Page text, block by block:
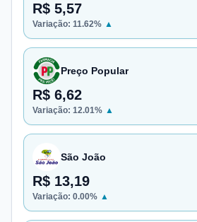
R$ 5,57
Variação: 11.62% ▲
Preço Popular
R$ 6,62
Variação: 12.01% ▲
São João
R$ 13,19
Variação: 0.00% ▲